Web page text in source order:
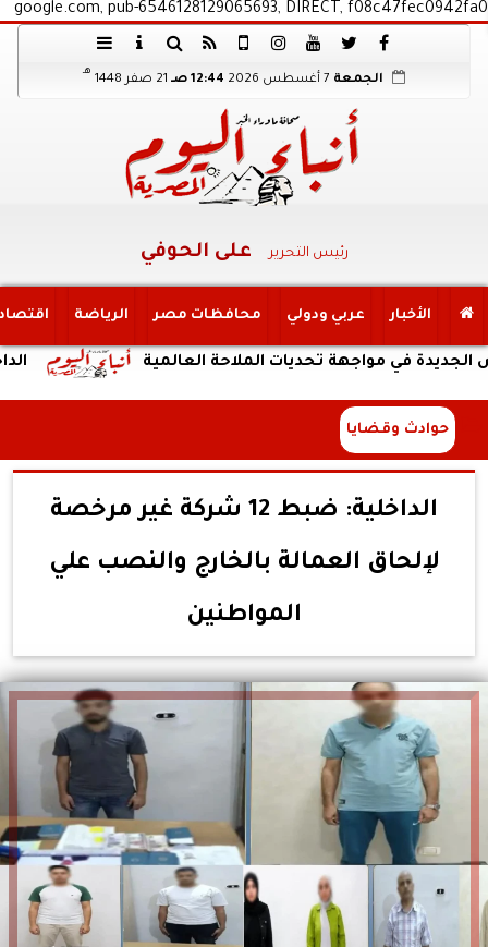
google.com, pub-6546128129065693, DIRECT, f08c47fec0942fa0
الجمعة 12:44 صـ 21 صفر 1448
هـ
رئيس التحرير على الحوفي
الأخبار عربي ودولي محافظات مصر الرياضة
مواجهة تحديات الملاحة العالمية
حوادث وقضايا
الداخلية: ضبط 12 شركة غير مرخصة
لإلحاق العمالة بالخارج والنصب علي
المواطنين